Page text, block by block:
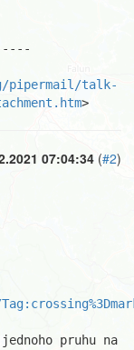
pipermail/talk-
>
07:04:34 (#2)
pruhu na